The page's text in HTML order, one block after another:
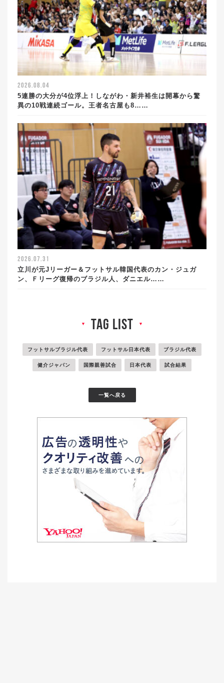
2026.08.04
5連勝の大分が4位浮上！しながわ・新井裕生は開幕から驚
異の10戦連続ゴール。王者名古屋も8……
2026.07.31
立川が元Jリーガー＆フットサル韓国代表のカン・ジュガ
ン、Ｆリーグ復帰のブラジル人、ダニエル……
▼ tag list ▼
フットサルブラジル代表 フットサル日本代表 ブラジル代表
健介ジャパン 国際親善試合 日本代表 試合結果
一覧へ戻る